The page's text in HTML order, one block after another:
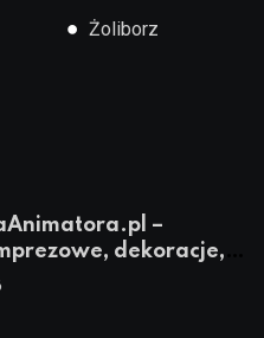
● Żoliborz
–
dekoracje,
dla animatorów